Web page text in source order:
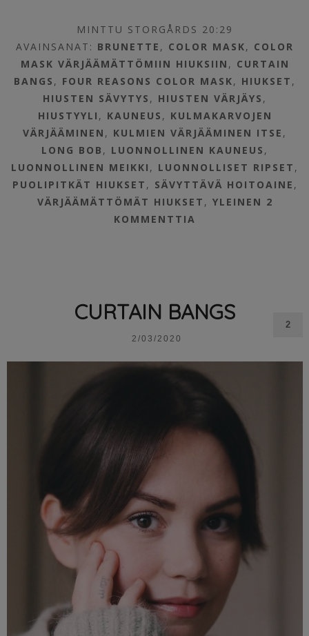
MINTTU STORGÅRDS 20:29
AVAINSANAT: BRUNETTE , COLOR MASK, COLOR
MASK VÄRJÄÄMÄTTÖMIIN HIUKSIIN , CURTAIN
BANGS , FOUR REASONS COLOR MASK, HIUKSET ,
HIUSTEN SÄVYTYS , HIUSTEN VÄRJÄYS ,
HIUSTYYLI , KAUNEUS , KULMAKARVOJEN
VÄRJÄÄMINEN , KULMIEN VÄRJÄÄMINEN ITSE ,
LONG BOB , LUONNOLLINEN KAUNEUS ,
LUONNOLLINEN MEIKKI , LUONNOLLISET RIPSET ,
PUOLIPITKÄT HIUKSET , SÄVYTTÄVÄ HOITOAINE ,
VÄRJÄÄMÄTTÖMÄT HIUKSET , YLEINEN 2
KOMMENTTIA
CURTAIN BANGS
2/03/2020
2